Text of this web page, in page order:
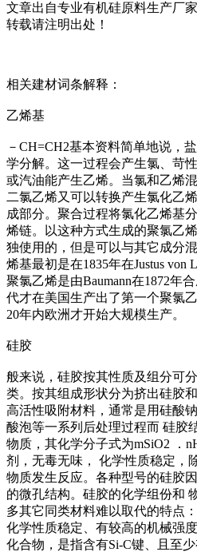
文章出自专业有机硅原料生产厂
转载请注明出处！
相关建材词条解释：
乙烯基
－CH=CH2基本资料简单地说，
学分解。这一过程会产生氯、苛
或汽油能产生乙烯。当氯和乙烯
二氯乙烯又可以转换产生氯化乙
成部分。聚合过程将氯化乙烯基
烯链。以这种方式生成的聚氯乙
独使用的，但是可以与其它成分
烯基最初是在1835年在Justus von
聚氯乙烯是由Baumann在1872年
代才在美国生产出了第一个聚氯
20年内欧洲才开始大规模生产。
硅胶
般来说，硅胶按其性质及组分可
类。按其组成形状分为挤出硅胶
高活性吸附材料，通常是用硅酸
酸泡等一系列后处理过程而 硅胶
物质，其化学分子式为mSiO2 ．
剂，无毒无味， 化学性质稳定，
物质发生反应。各种型号的硅胶
的微孔结构。硅胶的化学组份和
多其它同类材料难以取代的特点
化学性质稳定、有较高的机械强
化合物，是指含有Si-C键、且至